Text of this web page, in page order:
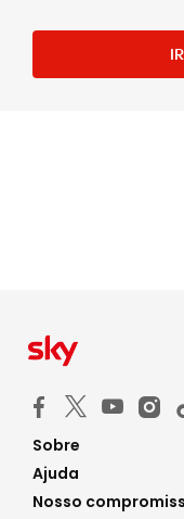
Sobre
Ajuda
Nosso